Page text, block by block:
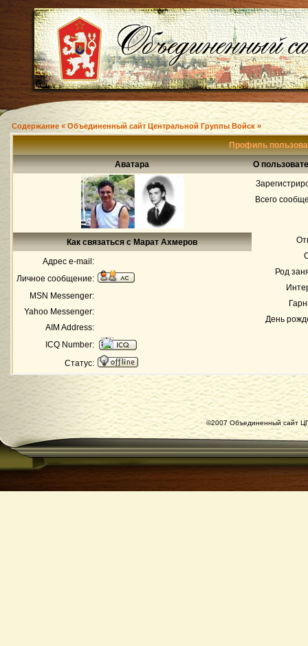
Содержание « Объединенный сайт Центральной Группы Войск »
Профиль
Аватара
О
Всего
Род
День
Как связаться с Марат Ахмеров
Адрес e-mail:
Личное сообщение:
MSN Messenger:
Yahoo Messenger:
AIM Address:
ICQ Number:
Статус:
©2007 Объединенный сайт